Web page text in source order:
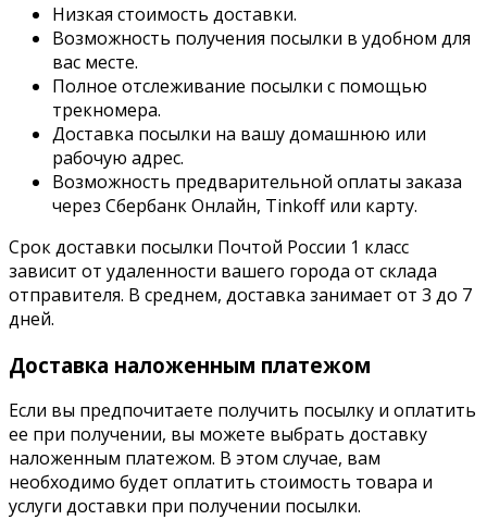
Низкая стоимость доставки.
Возможность получения посылки в удобном для
вас месте.
Полное отслеживание посылки с помощью
трекномера.
Доставка посылки на вашу домашнюю или
рабочую адрес.
Возможность предварительной оплаты заказа
через Сбербанк Онлайн, Tinkoff или карту.
Срок доставки посылки Почтой России 1 класс
зависит от удаленности вашего города от склада
отправителя. В среднем, доставка занимает от 3 до 7
дней.
Доставка наложенным платежом
Если вы предпочитаете получить посылку и оплатить
ее при получении, вы можете выбрать доставку
наложенным платежом. В этом случае, вам
необходимо будет оплатить стоимость товара и
услуги доставки при получении посылки.